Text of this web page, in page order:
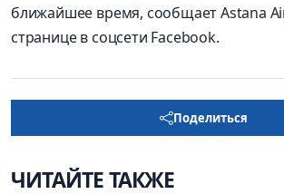
ближайшее время, сообщает Astana
странице в соцсети Facebook.
Поделиться
ЧИТАЙТЕ ТАКЖЕ